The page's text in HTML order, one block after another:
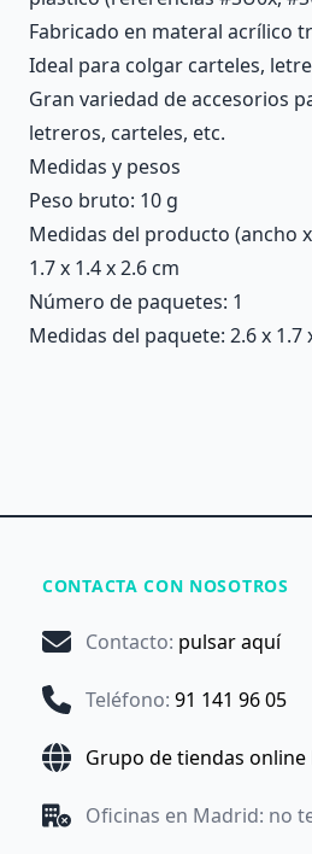
Fabricado en materal acrílico
Ideal para colgar carteles,
Gran variedad de accesorios
letreros, carteles, etc.
Medidas y pesos
Peso bruto: 10 g
Medidas del producto (ancho
1.7 x 1.4 x 2.6 cm
Número de paquetes: 1
Medidas del paquete: 2.6 x 1.7
CONTACTA CON NOSOTROS
Contacto: pulsar aquí
Teléfono: 91 141 96 05
Grupo de tiendas online
Oficinas en Madrid: no